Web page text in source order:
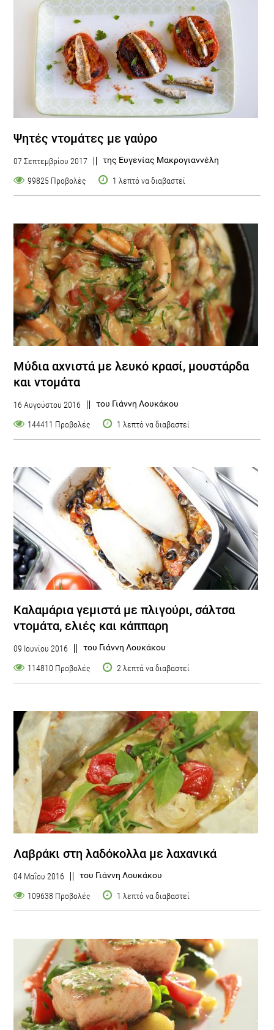
Ψητές ντομάτες με γαύρο
07 Σεπτεμβρίου 2017 της Ευγενίας Μακρογιαννέλη
99825 Προβολές 1 λεπτό να διαβαστεί
Μύδια αχνιστά με λευκό κρασί, μουστάρδα
και ντομάτα
16 Αυγούστου 2016 του Γιάννη Λουκάκου
144411 Προβολές 1 λεπτό να διαβαστεί
Καλαμάρια γεμιστά με πλιγούρι, σάλτσα
ντομάτα, ελιές και κάππαρη
09 Ιουνίου 2016 του Γιάννη Λουκάκου
114810 Προβολές 2 λεπτά να διαβαστεί
Λαβράκι στη λαδόκολλα με λαχανικά
04 Μαΐου 2016 του Γιάννη Λουκάκου
109638 Προβολές 1 λεπτό να διαβαστεί